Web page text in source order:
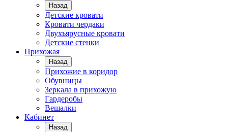
Назад
Детские кровати
Кровати чердаки
Двухъярусные кровати
Детские стенки
Прихожая
Назад
Прихожие в коридор
Обувницы
Зеркала в прихожую
Гардеробы
Вешалки
Кабинет
Назад